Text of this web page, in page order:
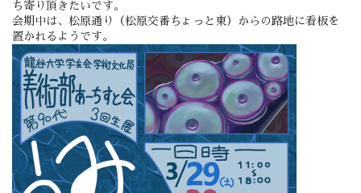
ち寄り頂きたいです。
会期中は、松原通り（松原交番ちょっと東）からの路地に看板を
置かれるようです。